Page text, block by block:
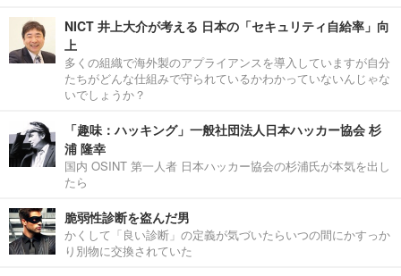
NICT 井上大介が考える 日本の「セキュリティ自給率」向
上
多くの組織で海外製のアプライアンスを導入していますが自分
たちがどんな仕組みで守られているかわかっていないんじゃな
いでしょうか？
「趣味：ハッキング」一般社団法人日本ハッカー協会 杉
浦 隆幸
国内 OSINT 第一人者 日本ハッカー協会の杉浦氏が本気を出し
たら
脆弱性診断を盗んだ男
かくして「良い診断」の定義が気づいたらいつの間にかすっか
り別物に交換されていた